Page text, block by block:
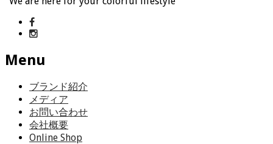
Menu
ブランド紹介
メディア
お問い合わせ
会社概要
Online Shop